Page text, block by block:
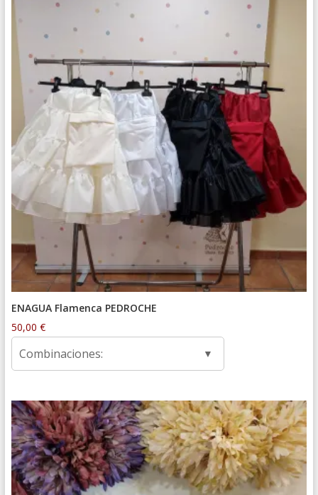
ENAGUA Flamenca PEDROCHE
50,00 €
Combinaciones: